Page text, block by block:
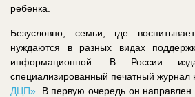
ребенка.
Безусловно, семьи, где
нуждаются в разных видах
информационной. В России
специализированный печатный журнал
ДЦП» . В первую очередь он